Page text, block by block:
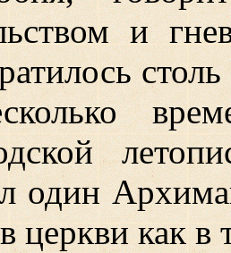
и
один
церкви как в